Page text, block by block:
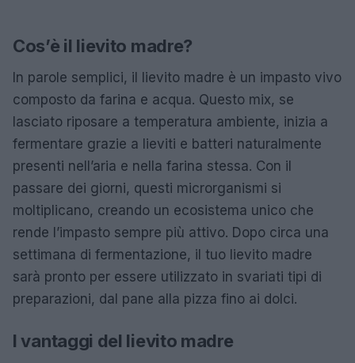
Cos’è il lievito madre?
In parole semplici, il lievito madre è un impasto vivo
composto da farina e acqua. Questo mix, se
lasciato riposare a temperatura ambiente, inizia a
fermentare grazie a lieviti e batteri naturalmente
presenti nell’aria e nella farina stessa. Con il
passare dei giorni, questi microrganismi si
moltiplicano, creando un ecosistema unico che
rende l’impasto sempre più attivo. Dopo circa una
settimana di fermentazione, il tuo lievito madre
sarà pronto per essere utilizzato in svariati tipi di
preparazioni, dal pane alla pizza fino ai dolci.
I vantaggi del lievito madre